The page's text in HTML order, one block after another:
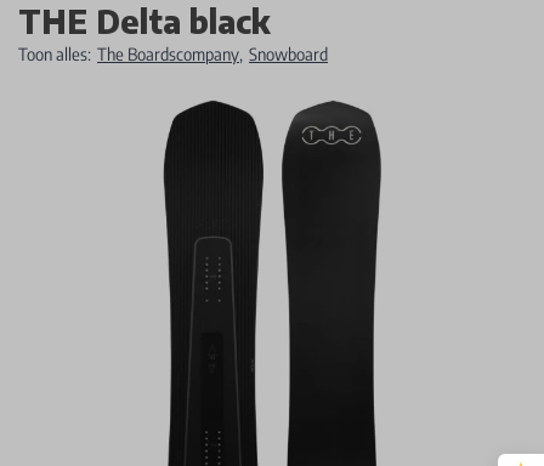
THE Delta black
Toon alles: The Boardscompany, Snowboard